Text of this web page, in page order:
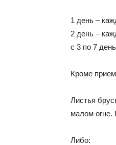
1 день –
2 день –
с 3 по 7
Кроме
Листья
малом огне.
Либо: